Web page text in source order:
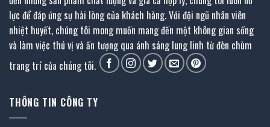
lực để đáp ứng sự hài lòng của khách hàng. Với đội ngũ nhân viên
nhiệt huyết, chúng tôi mong muốn mang đến một không gian sống
và làm việc thú vị và ấn tượng qua ánh sáng lung linh từ đèn chùm
trang trí của chúng tôi.
THÔNG TIN CÔNG TY